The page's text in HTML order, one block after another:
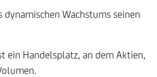
Wachstums seinen
ein Handelsplatz, an dem Aktien,